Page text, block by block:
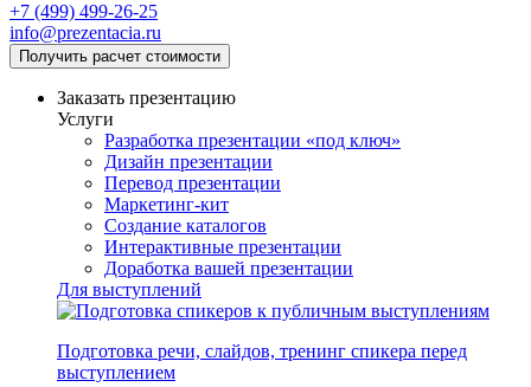
+7 (499) 499-26-25
info@prezentacia.ru
Получить расчет стоимости
Заказать презентацию
Услуги
Разработка презентации «под ключ»
Дизайн презентации
Перевод презентации
Маркетинг-кит
Создание каталогов
Интерактивные презентации
Доработка вашей презентации
Для выступлений
Подготовка речи, слайдов, тренинг спикера перед
выступлением